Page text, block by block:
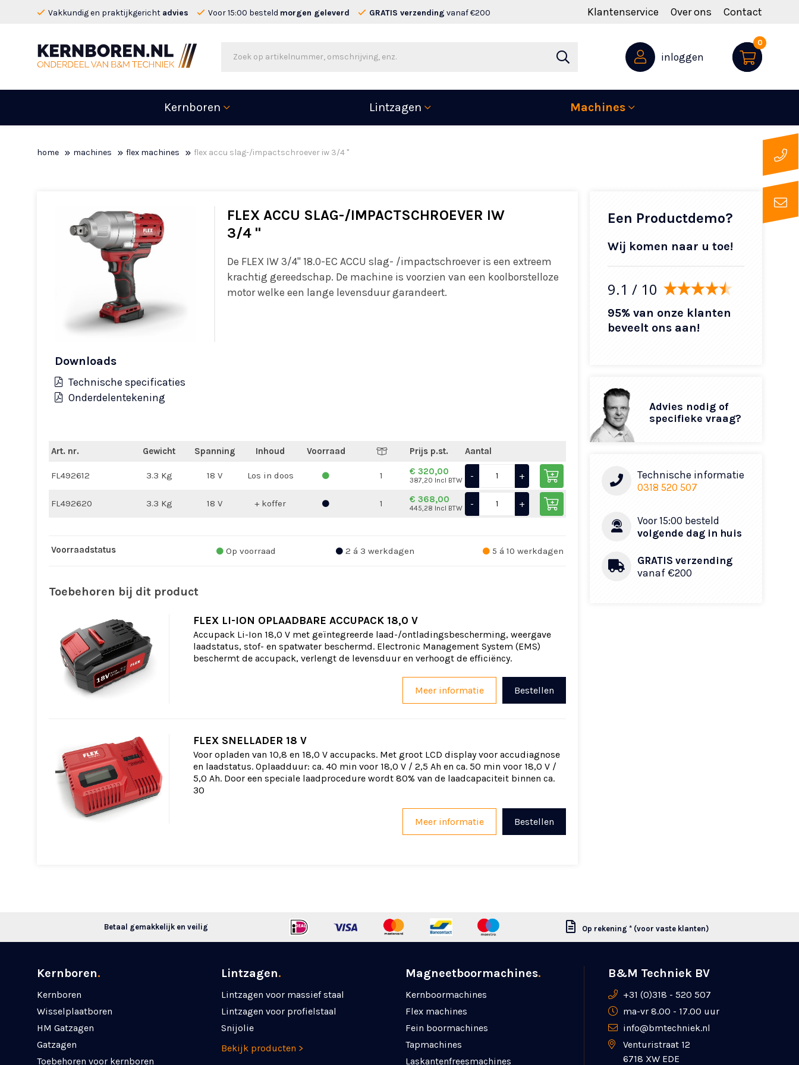
Vakkundig en praktijkgericht advies Voor 15:00 besteld morgen geleverd GRATIS verzending vanaf €200 Klantenservice Over ons Contact
0
inloggen
Kernboren Lintzagen Machines
home machines flex machines flex accu slag-/impactschroever iw 3/4 "
FLEX ACCU SLAG-/IMPACTSCHROEVER IW
3/4 "
De FLEX IW 3/4" 18.0-EC ACCU slag- /impactschroever is een extreem
krachtig gereedschap. De machine is voorzien van een koolborstelloze
motor welke een lange levensduur garandeert.
Downloads
Technische specificaties
Onderdelentekening
Art. nr. Gewicht Spanning Inhoud Voorraad Prijs p.st. Aantal
FL492612 3.3 Kg 18 V Los in doos 1 € 320,00
387,20 Incl BTW - +
FL492620 3.3 Kg 18 V + koffer 1 € 368,00
445,28 Incl BTW - +
Voorraadstatus Op voorraad 2 á 3 werkdagen 5 á 10 werkdagen
Toebehoren bij dit product
FLEX LI-ION OPLAADBARE ACCUPACK 18,0 V
Accupack Li-Ion 18,0 V met geïntegreerde laad-/ontladingsbescherming, weergave
laadstatus, stof- en spatwater beschermd. Electronic Management System (EMS)
beschermt de accupack, verlengt de levensduur en verhoogt de efficiëncy.
Bestellen
Meer informatie
FLEX SNELLADER 18 V
Voor opladen van 10,8 en 18,0 V accupacks. Met groot LCD display voor accudiagnose
en laadstatus. Oplaadduur: ca. 40 min voor 18,0 V / 2,5 Ah en ca. 50 min voor 18,0 V /
5,0 Ah. Door een speciale laadprocedure wordt 80% van de laadcapaciteit binnen ca.
30
Bestellen
Meer informatie
Een Productdemo?
Wij komen naar u toe!
9.1 / 10
95% van onze klanten
beveelt ons aan!
Advies nodig of
specifieke vraag?
Technische informatie
0318 520 507
Voor 15:00 besteld
volgende dag in huis
GRATIS verzending
vanaf €200
Betaal gemakkelijk en veilig Op rekening * (voor vaste klanten)
Kernboren.
Kernboren
Wisselplaatboren
HM Gatzagen
Gatzagen
Toebehoren voor kernboren
Lintzagen.
Lintzagen voor massief staal
Lintzagen voor profielstaal
Snijolie
Bekijk producten >
Magneetboormachines.
Kernboormachines
Flex machines
Fein boormachines
Tapmachines
Laskanten­freesmachines
B&M Techniek BV
+31 (0)318 - 520 507
ma-vr 8.00 - 17.00 uur
info@bmtechniek.nl
Venturistraat 12
6718 XW EDE